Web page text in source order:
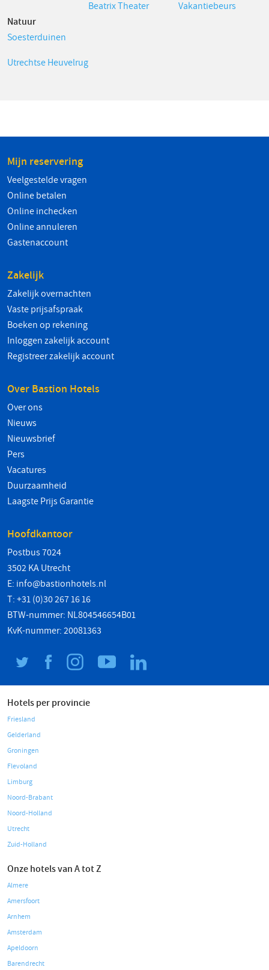
Beatrix Theater
Vakantiebeurs
Natuur
Soesterduinen
Utrechtse Heuvelrug
Mijn reservering
Veelgestelde vragen
Online betalen
Online inchecken
Online annuleren
Gastenaccount
Zakelijk
Zakelijk overnachten
Vaste prijsafspraak
Boeken op rekening
Inloggen zakelijk account
Registreer zakelijk account
Over Bastion Hotels
Over ons
Nieuws
Nieuwsbrief
Pers
Vacatures
Duurzaamheid
Laagste Prijs Garantie
Hoofdkantoor
Postbus 7024
3502 KA Utrecht
E: info@bastionhotels.nl
T: +31 (0)30 267 16 16
BTW-nummer: NL804546654B01
KvK-nummer: 20081363
Hotels per provincie
Friesland
Gelderland
Groningen
Flevoland
Limburg
Noord-Brabant
Noord-Holland
Utrecht
Zuid-Holland
Onze hotels van A tot Z
Almere
Amersfoort
Arnhem
Amsterdam
Apeldoorn
Barendrecht